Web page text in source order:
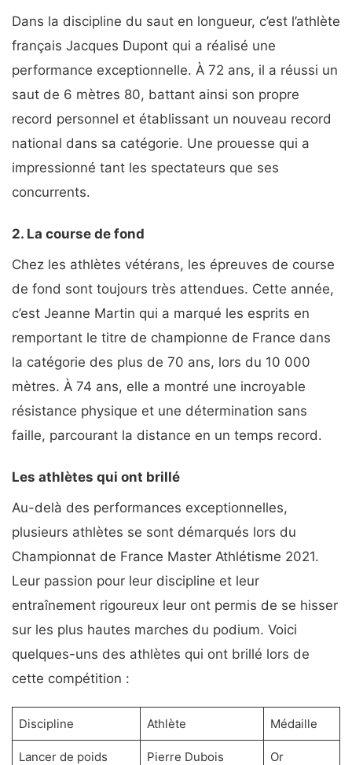
Dans la discipline du saut en longueur, c’est l’athlète
français Jacques Dupont qui a réalisé une
performance exceptionnelle. À 72 ans, il a réussi un
saut de 6 mètres 80, battant ainsi son propre
record personnel et établissant un nouveau record
national dans sa catégorie. Une prouesse qui a
impressionné tant les spectateurs que ses
concurrents.
2. La course de fond
Chez les athlètes vétérans, les épreuves de course
de fond sont toujours très attendues. Cette année,
c’est Jeanne Martin qui a marqué les esprits en
remportant le titre de championne de France dans
la catégorie des plus de 70 ans, lors du 10 000
mètres. À 74 ans, elle a montré une incroyable
résistance physique et une détermination sans
faille, parcourant la distance en un temps record.
Les athlètes qui ont brillé
Au-delà des performances exceptionnelles,
plusieurs athlètes se sont démarqués lors du
Championnat de France Master Athlétisme 2021.
Leur passion pour leur discipline et leur
entraînement rigoureux leur ont permis de se hisser
sur les plus hautes marches du podium. Voici
quelques-uns des athlètes qui ont brillé lors de
cette compétition :
Discipline Athlète Médaille
Lancer de poids Pierre Dubois Or